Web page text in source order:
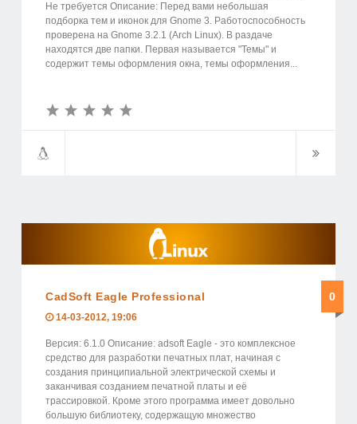
Не требуется Описание: Перед вами небольшая
подборка тем и иконок для Gnome 3. Работоспособность
проверена на Gnome 3.2.1 (Arch Linux). В раздаче
находятся две папки. Первая называется "Темы" и
содержит темы оформления окна, темы оформления...
CadSoft Eagle Professional 0
14-03-2012, 19:06
Версия: 6.1.0 Описание: adsoft Eagle - это комплексное
средство для разработки печатных плат, начиная с
создания принципиальной электрической схемы и
заканчивая созданием печатной платы и её
трассировкой. Кроме этого программа имеет довольно
большую библиотеку, содержащую множество